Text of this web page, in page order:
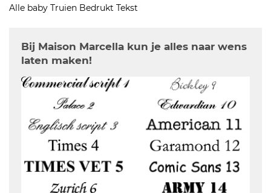
Alle baby Truien Bedrukt Tekst
Bij Maison Marcella kun je alles naar wens
laten maken!